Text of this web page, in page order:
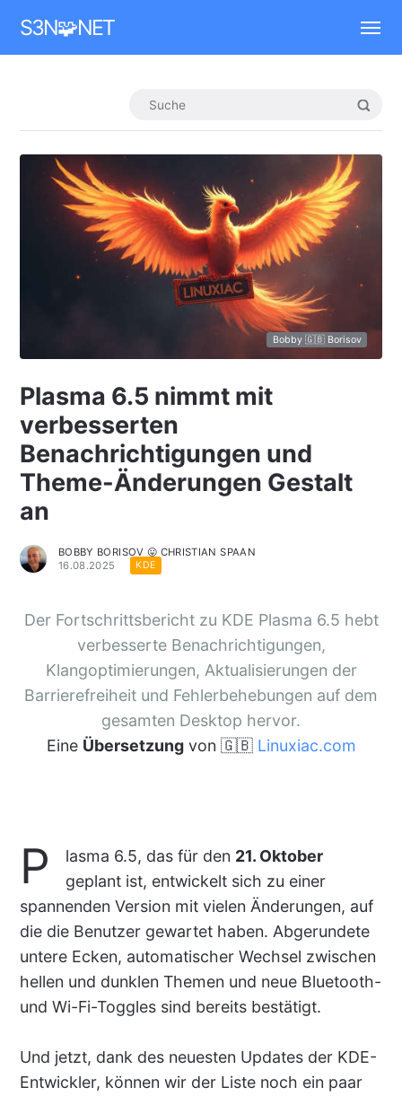
S3N🧩NET
Bobby 🇬🇧 Borisov
Plasma 6.5 nimmt mit
verbesserten
Benachrichtigungen und
Theme-Änderungen Gestalt
an
BOBBY BORISOV 😛 CHRISTIAN SPAAN
16.08.2025
KDE
Der Fortschrittsbericht zu KDE Plasma 6.5 hebt
verbesserte Benachrichtigungen,
Klangoptimierungen, Aktualisierungen der
Barrierefreiheit und Fehlerbehebungen auf dem
gesamten Desktop hervor.
Eine Übersetzungvon 🇬🇧 Linuxiac.com
P lasma 6.5, das für den 21. Oktober
geplant ist, entwickelt sich zu einer
spannenden Version mit vielen Änderungen, auf
die die Benutzer gewartet haben. Abgerundete
untere Ecken, automatischer Wechsel zwischen
hellen und dunklen Themen und neue Bluetooth-
und Wi-Fi-Toggles sind bereits bestätigt.
Und jetzt, dank des neuesten Updates der KDE-
Entwickler, können wir der Liste noch ein paar